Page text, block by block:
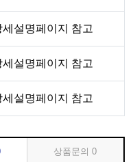
세설명페이지 참고
세설명페이지 참고
세설명페이지 참고
상품문의0